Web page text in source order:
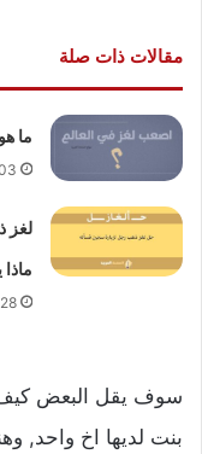
مقالات ذات صلة
ما
لغز
سوف يقل البعض كيف
بنت لديها اخ واحد,